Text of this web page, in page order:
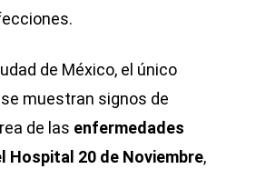
de México, el único
muestran signos de
de las enfermedades
Hospital 20 de Noviembre,